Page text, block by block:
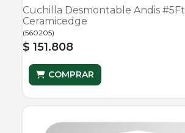
Cuchilla Desmontable Andis #5Ft
Ceramicedge
(560205)
$ 151.808
COMPRAR